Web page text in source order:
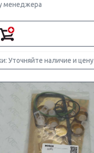
менеджера
Уточняйте наличие и цену